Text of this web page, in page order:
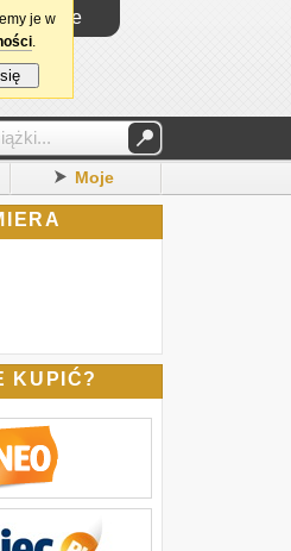
Moje
KUPIĆ?
je w
.